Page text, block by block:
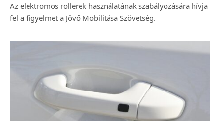
Az elektromos rollerek használatának szabályozására hívja
fel a figyelmet a Jövő Mobilitása Szövetség.